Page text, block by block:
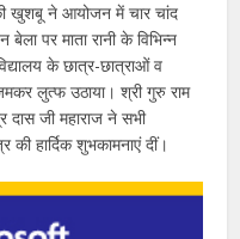
की खुशबू ने आयोजन में चार चांद
पर माता रानी के विभिन्न
के छात्र-छात्राओं व
लुत्फ उठाया। श्री गुरु राम
दास जी महाराज ने सभी
की हार्दिक शुभकामनाएं दीं।